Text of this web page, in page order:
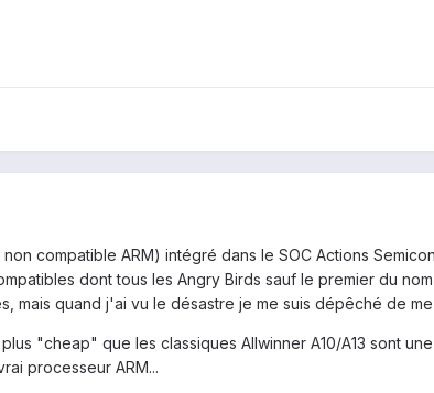
compatible ARM) intégré dans le SOC Actions
dont tous les Angry Birds sauf le premier du
mais quand j'ai vu le désastre je me suis dépêché de
"cheap" que les classiques Allwinner A10/A13 sont
processeur ARM...